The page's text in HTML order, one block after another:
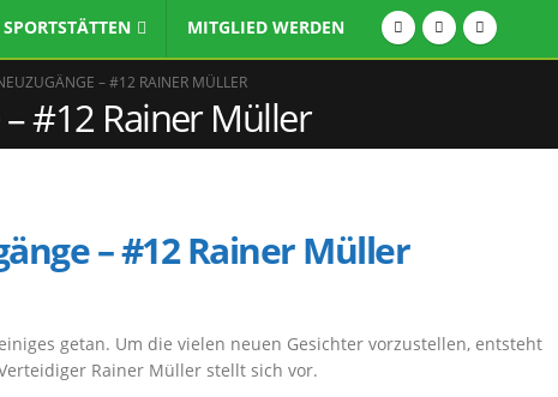
SPORTSTÄTTEN MITGLIED WERDEN
– #12 RAINER MÜLLER
#12 Rainer Müller
– #12 Rainer Müller
getan. Um die vielen neuen Gesichter vorzustellen, entsteht
Rainer Müller stellt sich vor.